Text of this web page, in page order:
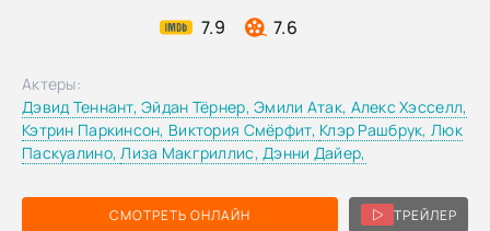
7.9 7.6
СМОТРЕТЬ ОНЛАЙН ТРЕЙЛЕР
Актеры:
Дэвид Теннант,Эйдан Тёрнер,Эмили Атак, Алекс Хэсселл,
Кэтрин Паркинсон, Виктория Смёрфит, Клэр Рашбрук,Люк
Паскуалино,Лиза Макгриллис,Дэнни Дайер,